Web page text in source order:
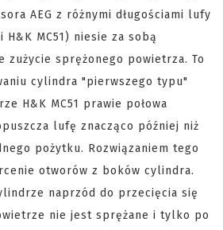
AEG z różnymi długościami lufy
H&K MC51) niesie za sobą
zużycie sprężonego powietrza. To
cylindra "pierwszego typu"
H&K MC51 prawie połowa
lufę znacząco później niż
pożytku. Rozwiązaniem tego
otworów z boków cylindra.
naprzód do przecięcia się
nie jest sprężane i tylko po